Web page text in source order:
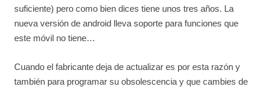
suficiente) pero como bien dices tiene unos tres años. La
nueva versión de android lleva soporte para funciones que
este móvil no tiene…
Cuando el fabricante deja de actualizar es por esta razón y
también para programar su obsolescencia y que cambies de